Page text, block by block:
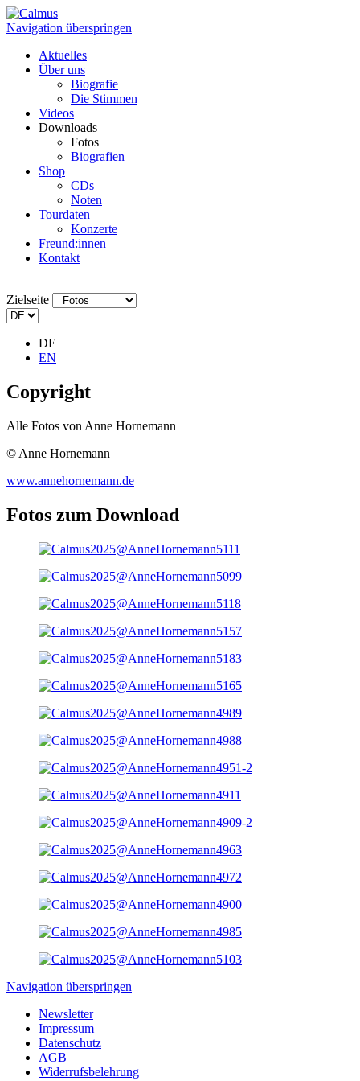
Navigation überspringen
Aktuelles
Über uns
Biografie
Die Stimmen
Videos
Downloads
Fotos
Biografien
Shop
CDs
Noten
Tourdaten
Konzerte
Freund:innen
Kontakt
Zielseite
DE
EN
Copyright
Alle Fotos von Anne Hornemann
© Anne Hornemann
www.annehornemann.de
Fotos zum Download
Navigation überspringen
Newsletter
Impressum
Datenschutz
AGB
Widerrufsbelehrung